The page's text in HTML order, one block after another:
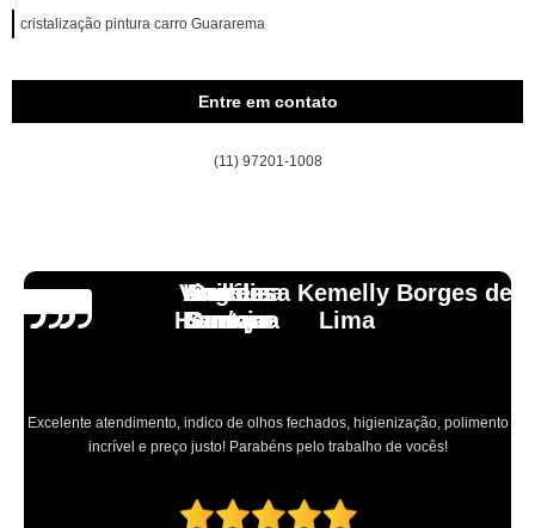
cristalização pintura carro Guararema
Entre em contato
(11) 97201-1008
Angélica
Santana
Excelente atendimento, indico de olhos fechados, higienização, polimento
incrível e preço justo! Parabéns pelo trabalho de vocês!
Andressa Kemelly Borges de
Lima
Carlos
Henrique
Vinicius
Laranja
Lourdes
Santoro